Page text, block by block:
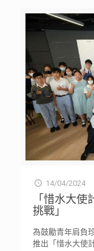
14/04/2024
「惜水大
挑戰」
為鼓勵青年肩負
推出「惜水大使